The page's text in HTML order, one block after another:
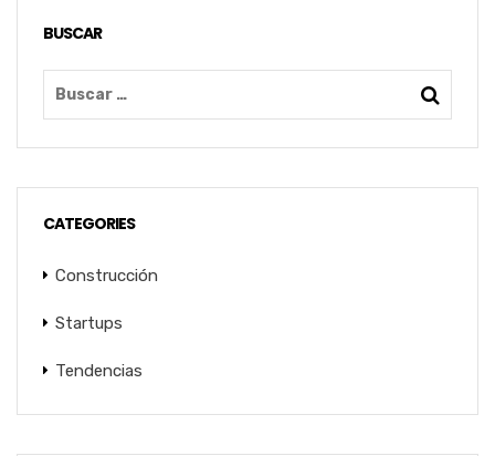
BUSCAR
CATEGORIES
Construcción
Startups
Tendencias